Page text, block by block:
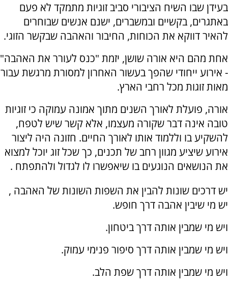
בעידן שבו השיח הציבורי סביב זוגיות מתמקד לא פעם
באתגרים, בקשיים ובמשברים, ישנם אנשים שבוחרים
להאיר דווקא את הכוחות, החיבור והאהבה שבקשר הזוגי.
אחת מהם היא אורה שושן, יזמת "כנס לעורר את האהבה"
- אירוע ייחודי שהפך בעשור האחרון למסורת מרגשת עבור
מאות זוגות מכל רחבי הארץ.
אורה, פועלת לאורך השנים מתוך אמונה עמוקה כי זוגיות
טובה אינה דבר שקורה מעצמו, אלא קשר שיש לטפח,
להשקיע בו וללמוד אותו לאורך החיים. חזונה היה ליצור
אירוע שיציע מגוון רחב של תכנים, כך שכל זוג יוכל למצוא
את הנושאים הנוגעים בו שיאפשרו לו לגדול ולהתפתח .
יש דרכים שונות להבין את השפות השונות של האהבה ,
יש מי שיבין אהבה דרך חופש.
ויש מי שמבין אותה דרך ביטחון.
ויש מי שמבין אותה דרך סיפור פנימי עמוק.
ויש מי שמבין אותה דרך שפת הלב.